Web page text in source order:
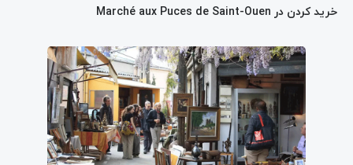
خرید کردن در Marché aux Puces de Saint-Ouen